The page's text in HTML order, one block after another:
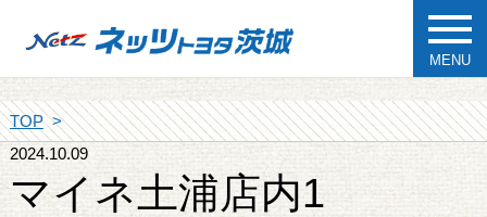
MENU
TOP
2024.10.09
マイネ土浦店内1